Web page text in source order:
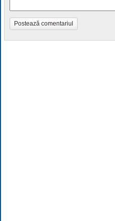
Postează comentariul